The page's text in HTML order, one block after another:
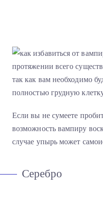
протяжении всего
так как вам необходимо
полностью грудную
Если вы не сумеете
возможность вампиру
случае упырь может
Серебро